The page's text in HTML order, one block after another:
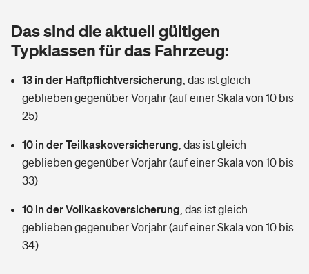
Rentenrechner: Wie viel Geld bekomme ich im Alter?
Wer versichert was: Jetzt Versicherer finden
Sie haben Fragen?
Vermieterrrechtsschutz
Mietkautionsversicherung
Restkreditversicherung
Zur Übersicht
Hochwasser-Check: Wie gefährdet ist Ihr Haus?
Kinderunfall­ver­si­che­rung
Reiseversicherung
Handyversicherung
Private Cyberversicherung
Tierkrankenversicherung
Zur Übersicht
Wer versichert was: Jetzt Versicherer finden
Sie haben Fragen?
Rentenrechner: Wie viel Geld bekomme ich im Alter?
Das sind die aktuell gültigen
Typklassen für das Fahrzeug:
13 in der Haftpflichtversicherung das ist gleich
geblieben gegenüber Vorjahr (auf einer Skala von 10 bis
25)
10 in der Teilkaskoversicherung das ist gleich
geblieben gegenüber Vorjahr (auf einer Skala von 10 bis
33)
10 in der Vollkaskoversicherung das ist gleich
geblieben gegenüber Vorjahr (auf einer Skala von 10 bis
34)